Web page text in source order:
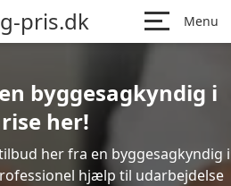
pris.dk Menu
byggesagkyndig i
her!
her fra en byggesagkyndig i
hjælp til udarbejdelse